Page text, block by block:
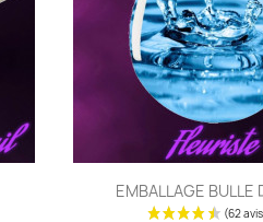
Aperçu
EMBALLAGE BULLE